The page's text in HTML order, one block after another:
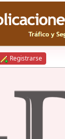
Registrarse